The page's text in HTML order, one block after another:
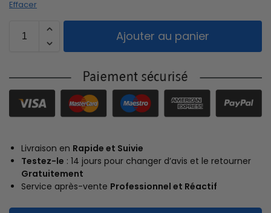
Effacer
Ajouter au panier
Livraison en Rapide et Suivie
Testez-le : 14 jours pour changer d’avis et le retourner
Gratuitement
Service après-vente Professionnel et Réactif